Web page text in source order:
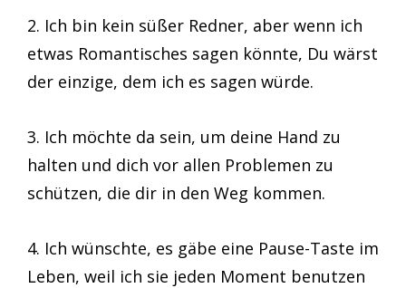
2. Ich bin kein süßer Redner, aber wenn ich
etwas Romantisches sagen könnte, Du wärst
der einzige, dem ich es sagen würde.
3. Ich möchte da sein, um deine Hand zu
halten und dich vor allen Problemen zu
schützen, die dir in den Weg kommen.
4. Ich wünschte, es gäbe eine Pause-Taste im
Leben, weil ich sie jeden Moment benutzen